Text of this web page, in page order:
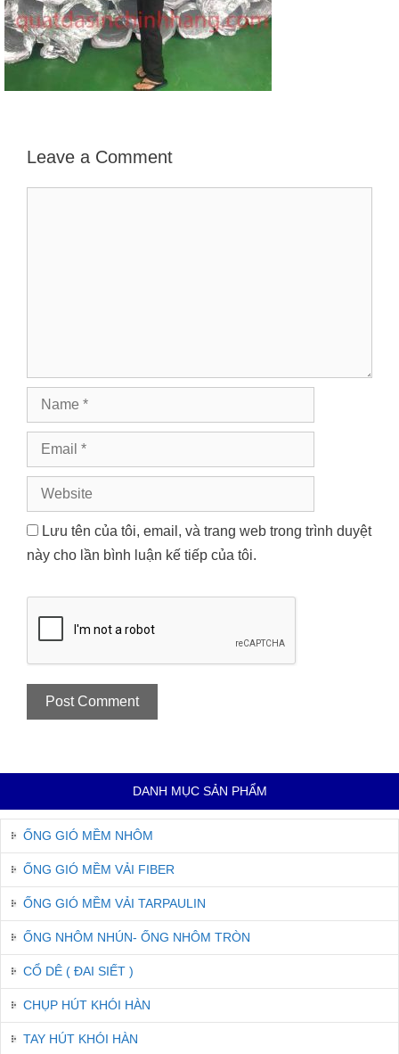
Leave a Comment
Name
Email
Website
Lưu tên của tôi, email, và trang web trong trình duyệt
này cho lần bình luận kế tiếp của tôi.
DANH MỤC SẢN PHẨM
ỐNG GIÓ MỀM NHÔM
ỐNG GIÓ MỀM VẢI FIBER
ỐNG GIÓ MỀM VẢI TARPAULIN
ỐNG NHÔM NHÚN- ỐNG NHÔM TRÒN
CỔ DÊ ( ĐAI SIẾT )
CHỤP HÚT KHÓI HÀN
TAY HÚT KHÓI HÀN